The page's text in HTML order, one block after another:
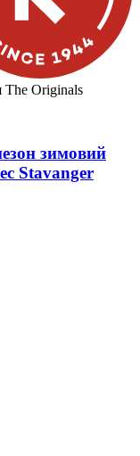
The Originals
зимовий
Stavanger